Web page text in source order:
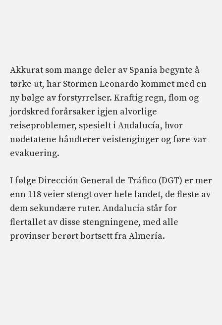
Akkurat som mange deler av Spania begynte å
tørke ut, har Stormen Leonardo kommet med en
ny bølge av forstyrrelser. Kraftig regn, flom og
jordskred forårsaker igjen alvorlige
reiseproblemer, spesielt i Andalucía, hvor
nødetatene håndterer veistenginger og føre-var-
evakuering.
I følge Dirección General de Tráfico (DGT) er mer
enn 118 veier stengt over hele landet, de fleste av
dem sekundære ruter. Andalucía står for
flertallet av disse stengningene, med alle
provinser berørt bortsett fra Almería.